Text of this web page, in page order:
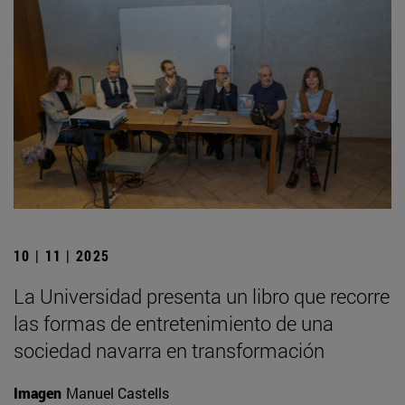
10 | 11 | 2025
La Universidad presenta un libro que recorre
las formas de entretenimiento de una
sociedad navarra en transformación
Imagen Manuel Castells